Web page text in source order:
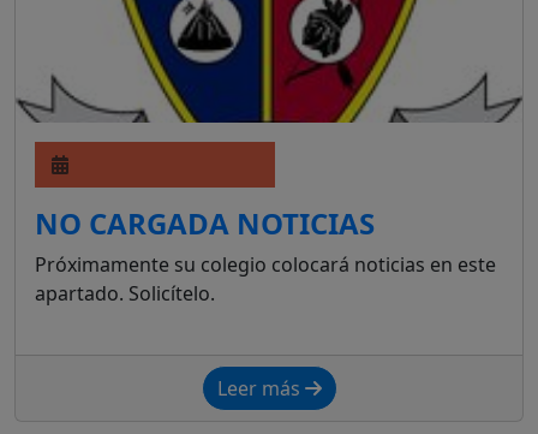
NO CARGADA NOTICIAS
Próximamente su colegio colocará noticias en este
apartado. Solicítelo.
Leer más